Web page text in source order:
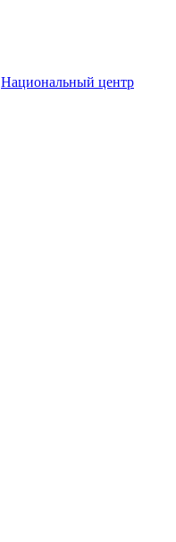
Национальный центр